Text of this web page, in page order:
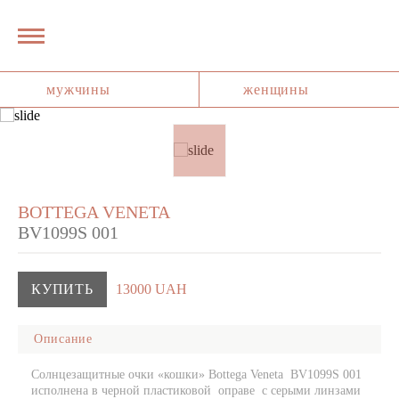
мужчины женщины
BOTTEGA VENETA
BV1099S 001
КУПИТЬ 13000 UAH
Описание
Солнцезащитные очки «кошки» Bottega Veneta BV1099S 001
исполнена в черной пластиковой оправе с серыми линзами